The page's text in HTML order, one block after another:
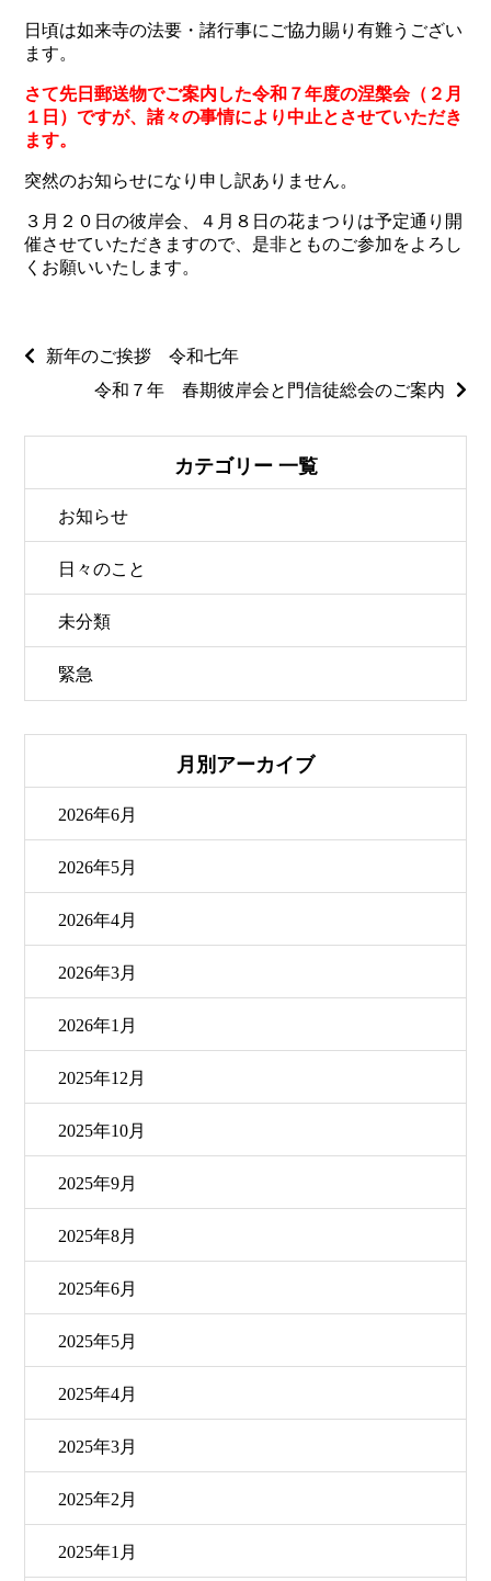
日頃は如来寺の法要・諸行事にご協力賜り有難うござい
ます。
さて先日郵送物でご案内した令和７年度の涅槃会（２月
１日）ですが、諸々の事情により中止とさせていただき
ます。
突然のお知らせになり申し訳ありません。
３月２０日の彼岸会、４月８日の花まつりは予定通り開
催させていただきますので、是非とものご参加をよろし
くお願いいたします。
新年のご挨拶 令和七年
令和７年 春期彼岸会と門信徒総会のご案内
カテゴリー 一覧
お知らせ
日々のこと
未分類
緊急
月別アーカイブ
2026年6月
2026年5月
2026年4月
2026年3月
2026年1月
2025年12月
2025年10月
2025年9月
2025年8月
2025年6月
2025年5月
2025年4月
2025年3月
2025年2月
2025年1月